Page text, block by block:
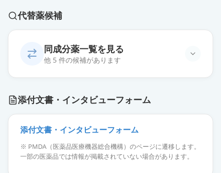
代替薬候補
同成分薬一覧を見る
他 5 件の候補があります
ザー
薬価 230502 円
0.83mL
薬価 233885 円
通常出荷
添付文書・インタビューフォーム
添付文書・インタビューフォーム
※ PMDA（医薬品医療機器総合機構）のページに遷移します。
一部の医薬品では情報が掲載されていない場合があります。